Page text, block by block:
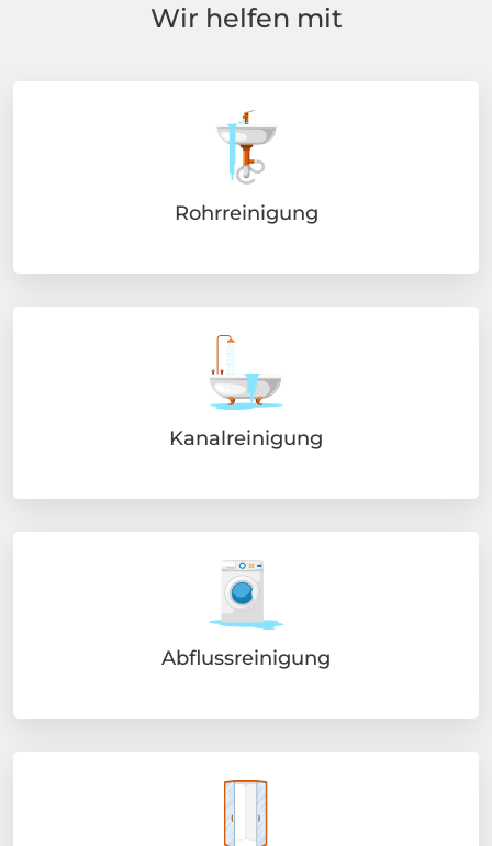
Wir helfen mit
Rohrreinigung
Kanalreinigung
Abflussreinigung